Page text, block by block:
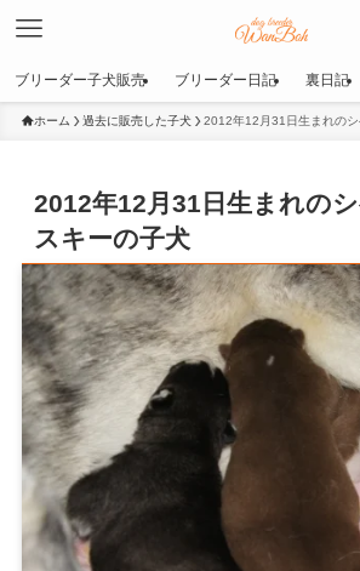
ブリーダー子犬販売 ブリーダー日記 裏日記
ホーム 過去に販売した子犬 2012年12月31日生まれの
2012年12月31日生まれの
スキーの子犬